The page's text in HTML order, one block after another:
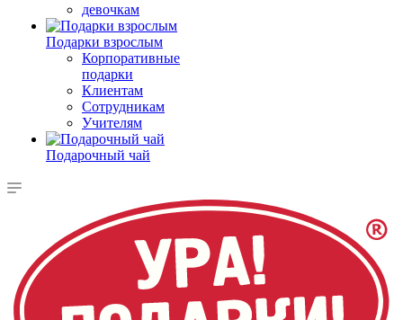
девочкам
Подарки взрослым
Корпоративные
подарки
Клиентам
Сотрудникам
Учителям
Подарочный чай